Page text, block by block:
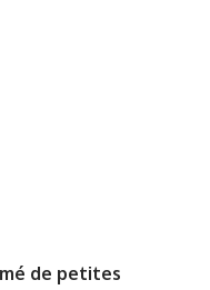
de petites